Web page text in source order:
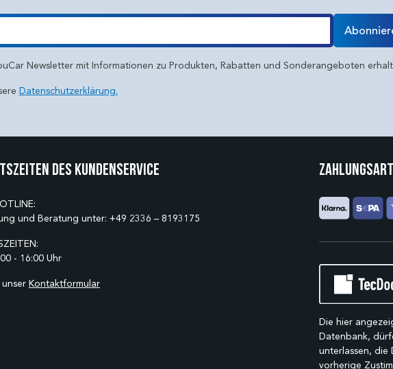
Newsletter mit Informationen zu Produkten, Rabatten und Sonderangeboten
Datenschutzerklärung.
des Kundenservice
und Beratung unter: +49 2336 – 8193175
- 16:00 Uhr
Kontaktformular
Die hier
Datenbank,
unterlassen, die
vorherige